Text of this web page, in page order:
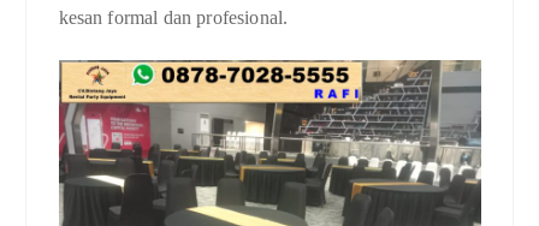
kesan formal dan profesional.